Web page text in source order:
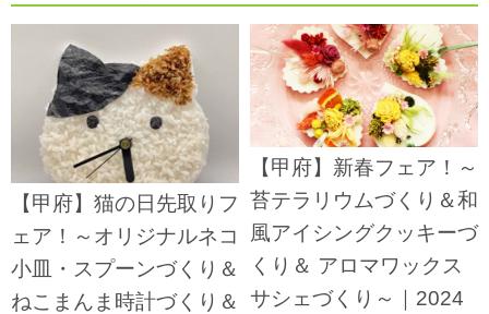
【甲府】猫の日先取りフ
ェア！～オリジナルネコ
小皿・スプーンづくり＆
ねこまんま時計づくり＆
【甲府】新春フェア！～
苔テラリウムづくり＆和
風アイシングクッキーづ
くり＆ アロマワックス
サシェづくり～｜2024